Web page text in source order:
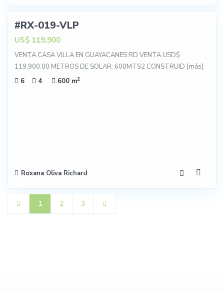
#RX-019-VLP
US$ 119,900
VENTA CASA VILLA EN GUAYACANES RD VENTA USD$
119,900.00 METROS DE SOLAR: 600MTS2 CONSTRUID [más]
6
4 600 m2
Roxana Oliva Richard
1 2 3